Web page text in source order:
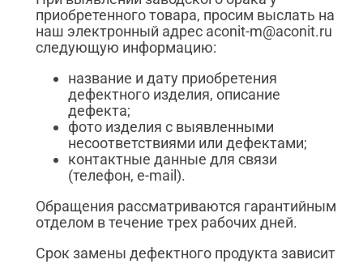
приобретенного товара, просим выслать на
наш электронный адрес aconit-m@aconit.ru
следующую информацию:
название и дату приобретения
дефектного изделия, описание
дефекта;
фото изделия с выявленными
несоответствиями или дефектами;
контактные данные для связи
(телефон, e-mail).
Обращения рассматриваются гарантийным
отделом в течение трех рабочих дней.
Срок замены дефектного продукта зависит